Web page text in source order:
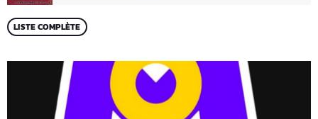
LISTE COMPLÈTE